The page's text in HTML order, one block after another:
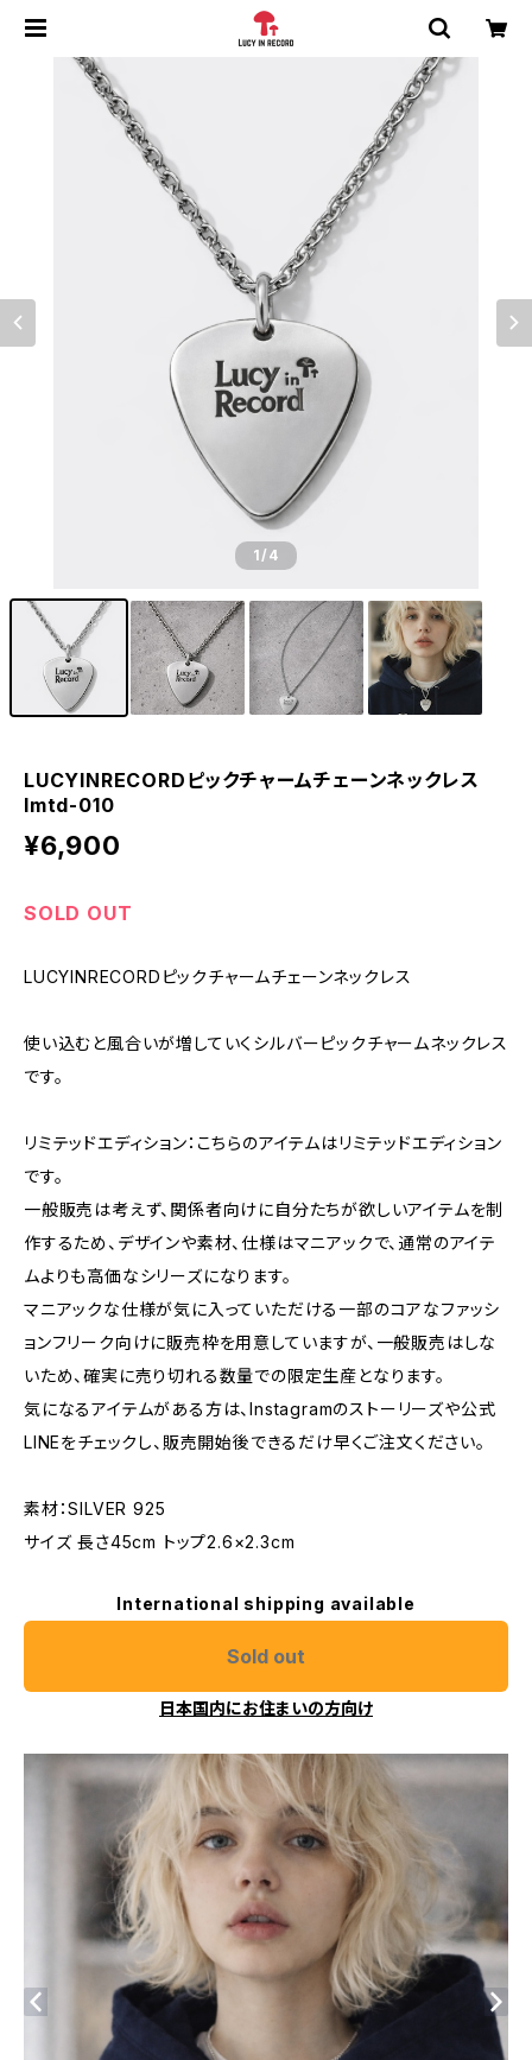
1/4
LUCYINRECORDピックチャームチェーンネックレス
lmtd-010
¥6,900
SOLD OUT
LUCYINRECORDピックチャームチェーンネックレス
使い込むと風合いが増していくシルバーピックチャームネックレス
です。
リミテッドエディション：こちらのアイテムはリミテッドエディション
です。
一般販売は考えず、関係者向けに自分たちが欲しいアイテムを制
作するため、デザインや素材、仕様はマニアックで、通常のアイテ
ムよりも高価なシリーズになります。
マニアックな仕様が気に入っていただける一部のコアなファッシ
ョンフリーク向けに販売枠を用意していますが、一般販売はしな
いため、確実に売り切れる数量での限定生産となります。
気になるアイテムがある方は、Instagramのストーリーズや公式
LINEをチェックし、販売開始後できるだけ早くご注文ください。
素材：SILVER 925
サイズ 長さ45cm トップ2.6×2.3cm
International shipping available
Sold out
日本国内にお住まいの方向け